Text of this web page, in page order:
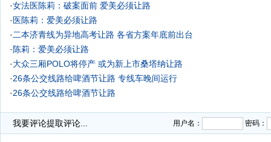
·女法医陈莉：破案面前 爱美必须让路
· 医陈莉：爱美必须让路
· 二本济青线为异地高考让路 各省方案年底前出台
· 陈莉：爱美必须让路
·大众三厢POLO将停产 或为新上市桑塔纳让路
·26条公交线路给啤酒节让路 专线车晚间运行
·26条公交线路给啤酒节让路
我要评论提取评论... 用户名： 密码：